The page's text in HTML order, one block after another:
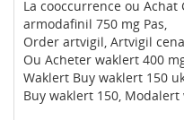
La cooccurrence ou
armodafinil 750 mg Pas,
Order artvigil, Artvigil
Ou Acheter waklert 400
Waklert Buy waklert 150
Buy waklert 150,